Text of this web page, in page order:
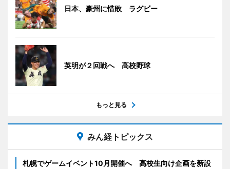
日本、豪州に惜敗 ラグビー
英明が２回戦へ 高校野球
もっと見る
みん経トピックス
札幌でゲームイベント10月開催へ 高校生向け企画を新設